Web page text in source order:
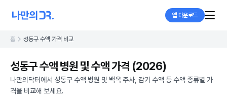
앱 다운로드
홈 성동구 수액 가격 비교
성동구 수액 병원 및 수액 가격 (2026)
나만의닥터에서 성동구 수액 병원 및 백옥 주사, 감기 수액 등 수액 종류별 가
격을 비교해 보세요.